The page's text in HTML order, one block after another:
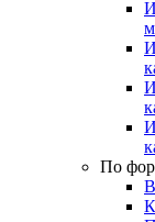
По